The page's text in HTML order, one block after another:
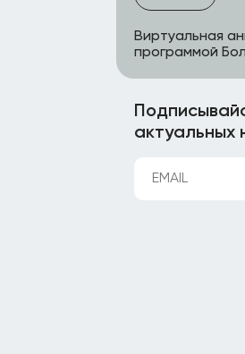
Виртуальная
программой
актуальных